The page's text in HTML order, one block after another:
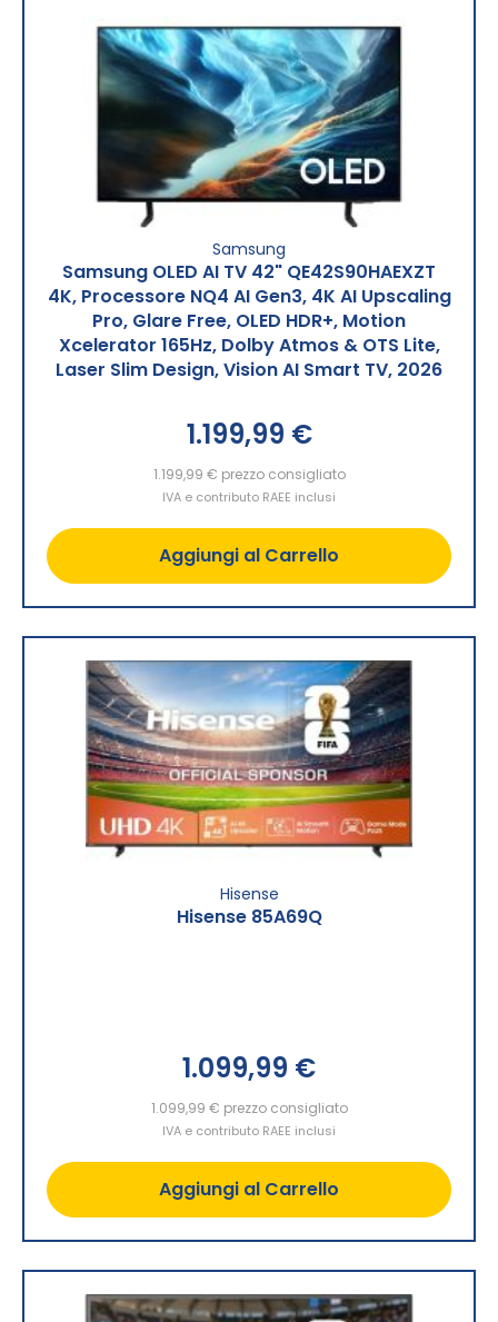
Samsung
Samsung OLED AI TV 42" QE42S90HAEXZT
4K, Processore NQ4 AI Gen3, 4K AI Upscaling
Pro, Glare Free, OLED HDR+, Motion
Xcelerator 165Hz, Dolby Atmos & OTS Lite,
Laser Slim Design, Vision AI Smart TV, 2026
1.199,99 €
1.199,99 € prezzo consigliato
IVA e contributo RAEE inclusi
Aggiungi al Carrello
Hisense
Hisense 85A69Q
1.099,99 €
1.099,99 € prezzo consigliato
IVA e contributo RAEE inclusi
Aggiungi al Carrello